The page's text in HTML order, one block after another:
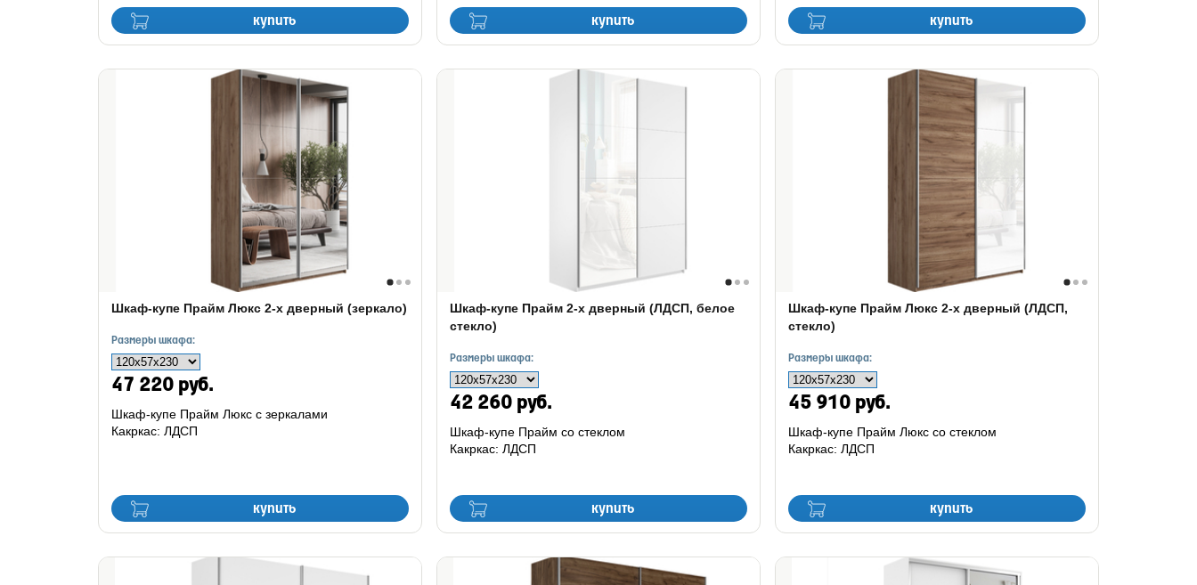
купить купить купить
Шкаф-купе Прайм Люкс 2-х дверный (зеркало)
Размеры шкафа:
47 220 руб.
купить
Шкаф-купе Прайм Люкс с зеркалами
Какркас: ЛДСП
Шкаф-купе Прайм 2-х дверный (ЛДСП, белое
стекло)
Размеры шкафа:
42 260 руб.
купить
Шкаф-купе Прайм со стеклом
Какркас: ЛДСП
Шкаф-купе Прайм Люкс 2-х дверный (ЛДСП,
стекло)
Размеры шкафа:
45 910 руб.
купить
Шкаф-купе Прайм Люкс со стеклом
Какркас: ЛДСП